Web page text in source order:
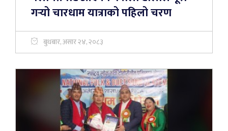
गर्‍यो चारधाम यात्राको पहिलो चरण
बुधबार, असार २४, २०८३